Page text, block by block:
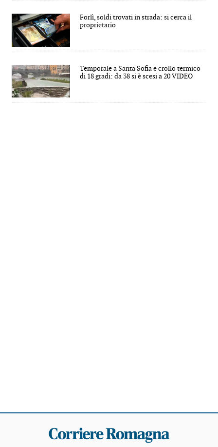
Forlì, soldi trovati in strada: si cerca il
proprietario
Temporale a Santa Sofia e crollo termico
di 18 gradi: da 38 si è scesi a 20 VIDEO